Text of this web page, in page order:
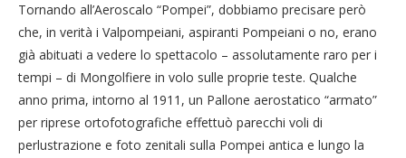
Tornando all’Aeroscalo “Pompei”, dobbiamo precisare però
che, in verità i Valpompeiani, aspiranti Pompeiani o no, erano
già abituati a vedere lo spettacolo – assolutamente raro per i
tempi – di Mongolfiere in volo sulle proprie teste. Qualche
anno prima, intorno al 1911, un Pallone aerostatico “armato”
per riprese ortofotografiche effettuò parecchi voli di
perlustrazione e foto zenitali sulla Pompei antica e lungo la